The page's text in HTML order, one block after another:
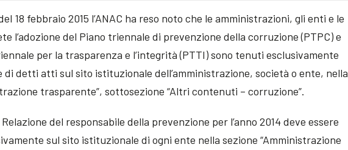
18 febbraio 2015 l’ANAC ha reso noto che le amministrazioni, gli enti e le
l’adozione del Piano triennale di prevenzione della corruzione (PTPC) e
per la trasparenza e l’integrità (PTTI) sono tenuti esclusivamente
di detti atti sul sito istituzionale dell’amministrazione, società o ente, nella
trasparente”, sottosezione “Altri contenuti – corruzione”.
del responsabile della prevenzione per l’anno 2014 deve essere
sul sito istituzionale di ogni ente nella sezione “Amministrazione